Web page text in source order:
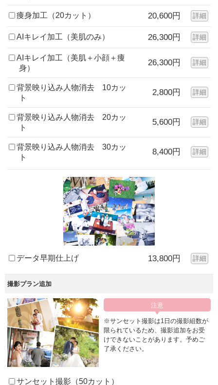
痩身加工（20カット） 20,600円 詳細
AIキレイ加工（美肌のみ） 26,300円 詳細
AIキレイ加工（美肌＋小顔＋痩
身）
26,300円 詳細
背景映り込み人物消去 10カッ
ト
2,800円 詳細
背景映り込み人物消去 20カッ
ト
5,600円 詳細
背景映り込み人物消去 30カッ
ト
8,400円 詳細
データ早期仕上げ 13,800円 詳細
撮影プラン追加
※サンセット撮影は1日の撮影組数が
限られているため、撮影追加をお受
けできないことがあります。予めご
了承ください。
サンセット撮影（50カット）